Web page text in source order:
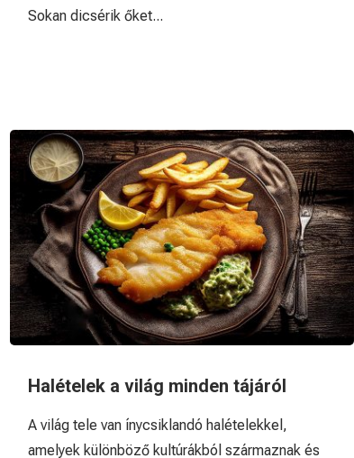
Sokan dicsérik őket...
Halételek a világ minden tájáról
A világ tele van ínycsiklandó halételekkel,
amelyek különböző kultúrákból származnak és